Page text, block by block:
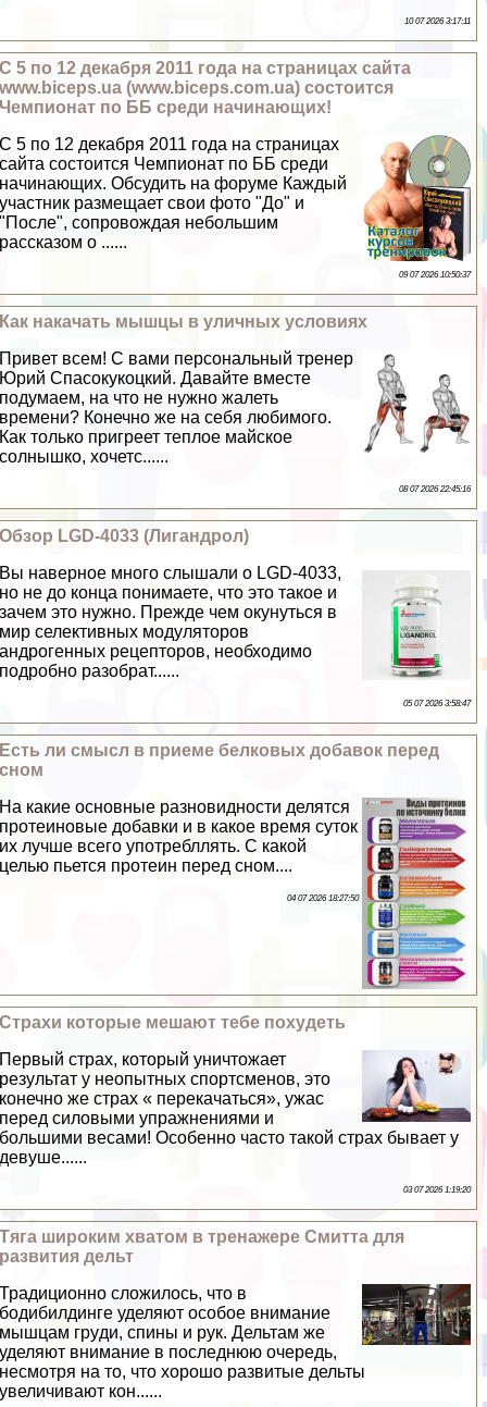
10 07 2026 3:17:11
С 5 по 12 декабря 2011 года на страницах сайта
www.biceps.ua (www.biceps.com.ua) состоится
Чемпионат по ББ среди начинающих!
С 5 по 12 декабря 2011 года на страницах
сайта состоится Чемпионат по ББ среди
начинающих. Обсудить на форуме Каждый
участник размещает свои фото "До" и
"После", сопровождая небольшим
рассказом о ......
09 07 2026 10:50:37
Как накачать мышцы в уличных условиях
Привет всем! С вами персональный тренер
Юрий Спасокукоцкий. Давайте вместе
подумаем, на что не нужно жалеть
времени? Конечно же на себя любимого.
Как только пригреет теплое майское
солнышко, хочетс......
08 07 2026 22:45:16
Обзор LGD-4033 (Лигандрол)
Вы наверное много слышали о LGD-4033,
но не до конца понимаете, что это такое и
зачем это нужно. Прежде чем окунуться в
мир селективных модуляторов
андрогенных рецепторов, необходимо
подробно разобрат......
05 07 2026 3:58:47
Есть ли смысл в приеме белковых добавок перед
сном
На какие основные разновидности делятся
протеиновые добавки и в какое время суток
их лучше всего употрeбллять. С какой
целью пьется протеин перед сном....
04 07 2026 18:27:50
Страхи которые мешают тебе похудеть
Первый страх, который уничтожает
результат у неопытных спортсменов, это
конечно же страх « перекачаться», ужас
перед силовыми упражнениями и
большими весами! Особенно часто такой страх бывает у
дeвyше......
03 07 2026 1:19:20
Тяга широким хватом в тренажере Смитта для
развития дельт
Традиционно сложилось, что в
бодибилдинге уделяют особое внимание
мышцам гpyди, спины и рук. Дельтам же
уделяют внимание в последнюю очередь,
несмотря на то, что хорошо развитые дельты
увеличивают кон......